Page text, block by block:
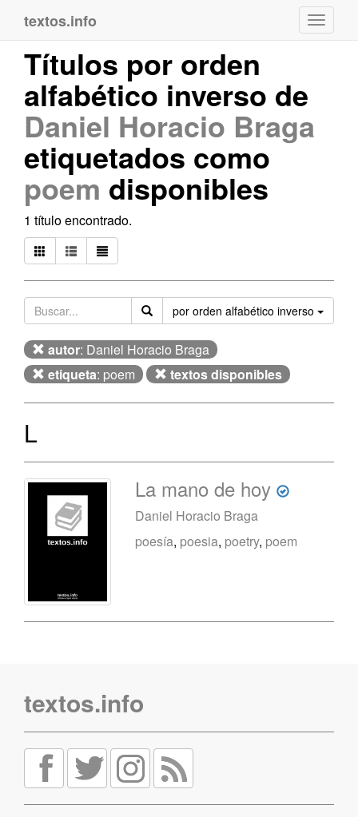
textos.info
Títulos por orden
alfabético inverso de
Daniel Horacio Braga
etiquetados como
poem disponibles
1 título encontrado.
por orden alfabético inverso
autor: Daniel Horacio Braga
etiqueta: poem textos disponibles
L
La mano de hoy
Daniel Horacio Braga
poesía, poesia, poetry, poem
textos.info